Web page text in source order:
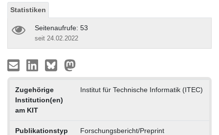
Statistiken
Seitenaufrufe: 53
seit 24.02.2022
Zugehörige
Institution(en)
am KIT
Institut für Technische Informatik (ITEC)
Publikationstyp Forschungsbericht/Preprint